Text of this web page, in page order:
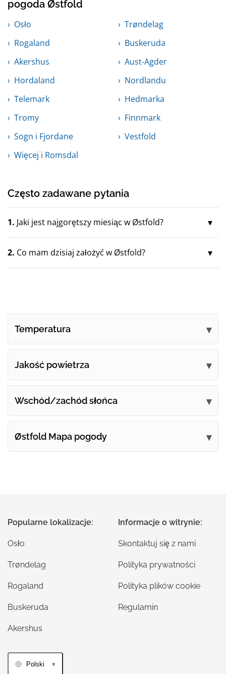
pogoda Østfold
Osło
Trøndelag
Rogaland
Buskeruda
Akershus
Aust-Agder
Hordaland
Nordlandu
Telemark
Hedmarka
Tromy
Finnmark
Sogn i Fjordane
Vestfold
Więcej i Romsdal
Często zadawane pytania
1. Jaki jest najgorętszy miesiąc w Østfold?
2. Co mam dzisiaj założyć w Østfold?
Temperatura
Jakość powietrza
Wschód/zachód słońca
Østfold Mapa pogody
Popularne lokalizacje:
Osło
Trøndelag
Rogaland
Buskeruda
Akershus
Informacje o witrynie:
Skontaktuj się z nami
Polityka prywatności
Polityka plików cookie
Regulamin
Polski